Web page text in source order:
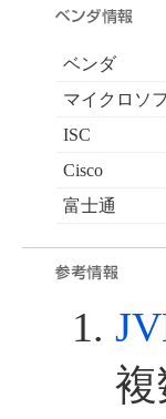
ベンダ
マイクロソ
ISC
Cisco
富士通